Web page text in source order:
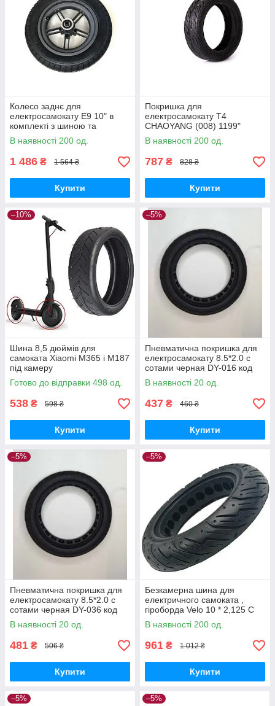
Колесо заднє для
електросамокату Е9 10" в
комплекті з шиною та
камерою та кріпленням 1195
В наявності 200 од.
1 486 ₴ 1 564 ₴
Купити
Покришка для
електросамокату Т4
CHAOYANG (008) 1199"
10*2,70 1199
В наявності 200 од.
787 ₴ 828 ₴
Купити
–10%
Шина 8,5 дюймів для
самоката Xiaomi M365 і M187
під камеру
Готово до відправки 498 од.
538 ₴ 598 ₴
Купити
–5%
Пневматична покришка для
електросамокату 8.5*2.0 с
сотами черная DY-016 код
товару 1284
В наявності 20 од.
437 ₴ 460 ₴
Купити
–5%
Пневматична покришка для
електросамокату 8.5*2.0 с
сотами черная DY-036 код
товару 1286
В наявності 20 од.
481 ₴ 506 ₴
Купити
–5%
Безкамерна шина для
електричного самоката ,
гіроборда Velo 10 * 2,125 С
DY-031
В наявності 200 од.
961 ₴ 1 012 ₴
Купити
–5% –5%